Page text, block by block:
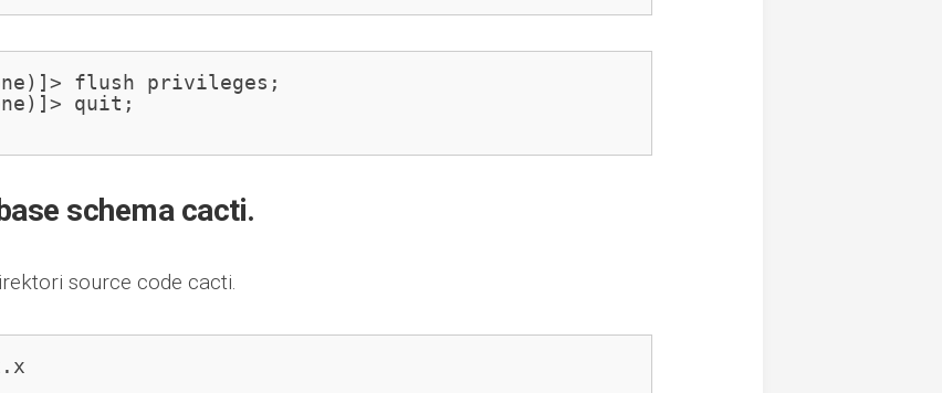
flush privileges;
quit;
schema cacti.
source code cacti.